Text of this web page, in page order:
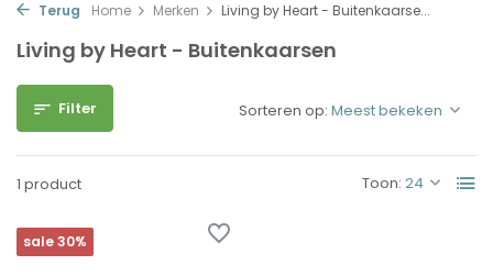
Terug Home Merken Living by Heart - Buitenkaarse...
Living by Heart - Buitenkaarsen
Filter
1 product Toon:
Sorteren op:
sale 30%